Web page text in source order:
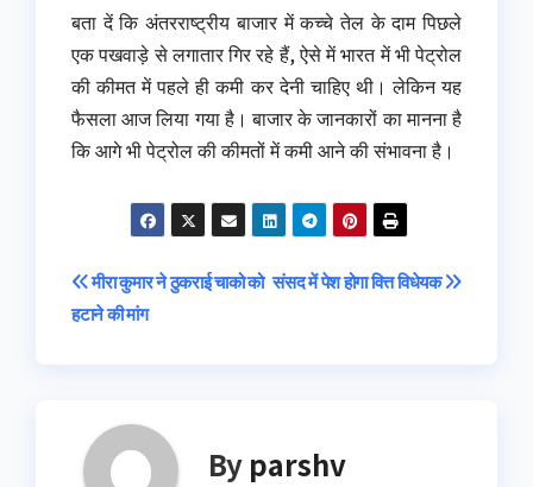
बता दें कि अंतरराष्‍ट्रीय बाजार में कच्‍चे तेल के दाम पिछले
एक पखवाड़े से लगातार गिर रहे हैं, ऐसे में भारत में भी पेट्रोल
की कीमत में पहले ही कमी कर देनी चाहिए थी। लेकिन यह
फैसला आज लिया गया है। बाजार के जानकारों का मानना है
कि आगे भी पेट्रोल की कीमतों में कमी आने की संभावना है।
Post
navigation
संसद में पेश होगा वित्त विधेयक
मीरा कुमार ने ठुकराई चाको को
हटाने की मांग
By parshv